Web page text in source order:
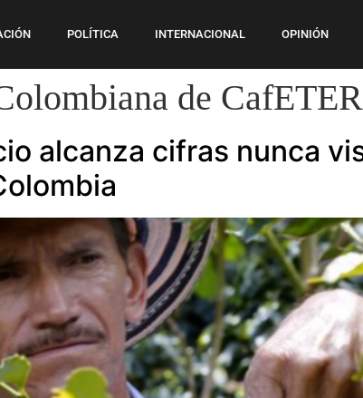
POLÍTICA INTERNACIONAL OPINIÓN
de
alcanza cifras nunca